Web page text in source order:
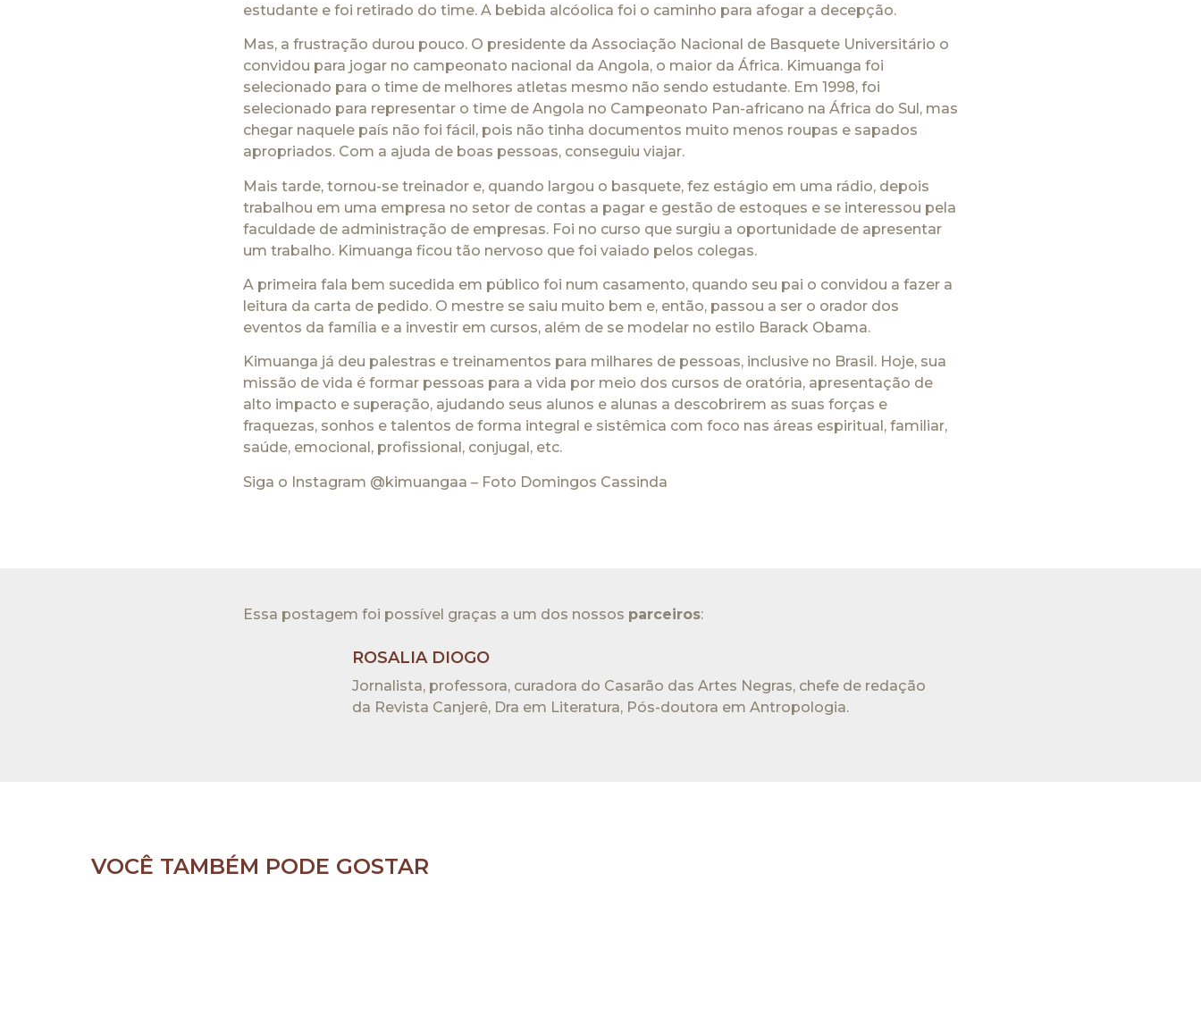
estudante e foi retirado do time. A bebida alcóolica foi o caminho para afogar a decepção.
Mas, a frustração durou pouco. O presidente da Associação Nacional de Basquete Universitário o
convidou para jogar no campeonato nacional da Angola, o maior da África. Kimuanga foi
selecionado para o time de melhores atletas mesmo não sendo estudante. Em 1998, foi
selecionado para representar o time de Angola no Campeonato Pan-africano na África do Sul, mas
chegar naquele país não foi fácil, pois não tinha documentos muito menos roupas e sapados
apropriados. Com a ajuda de boas pessoas, conseguiu viajar.
Mais tarde, tornou-se treinador e, quando largou o basquete, fez estágio em uma rádio, depois
trabalhou em uma empresa no setor de contas a pagar e gestão de estoques e se interessou pela
faculdade de administração de empresas. Foi no curso que surgiu a oportunidade de apresentar
um trabalho. Kimuanga ficou tão nervoso que foi vaiado pelos colegas.
A primeira fala bem sucedida em público foi num casamento, quando seu pai o convidou a fazer a
leitura da carta de pedido. O mestre se saiu muito bem e, então, passou a ser o orador dos
eventos da família e a investir em cursos, além de se modelar no estilo Barack Obama.
Kimuanga já deu palestras e treinamentos para milhares de pessoas, inclusive no Brasil. Hoje, sua
missão de vida é formar pessoas para a vida por meio dos cursos de oratória, apresentação de
alto impacto e superação, ajudando seus alunos e alunas a descobrirem as suas forças e
fraquezas, sonhos e talentos de forma integral e sistêmica com foco nas áreas espiritual, familiar,
saúde, emocional, profissional, conjugal, etc.
Siga o Instagram @kimuangaa – Foto Domingos Cassinda
Essa postagem foi possível graças a um dos nossos parceiros:​
ROSALIA DIOGO
Jornalista, professora, curadora do Casarão das Artes Negras, chefe de redação
da Revista Canjerê, Dra em Literatura, Pós-doutora em Antropologia.
VOCÊ TAMBÉM PODE GOSTAR